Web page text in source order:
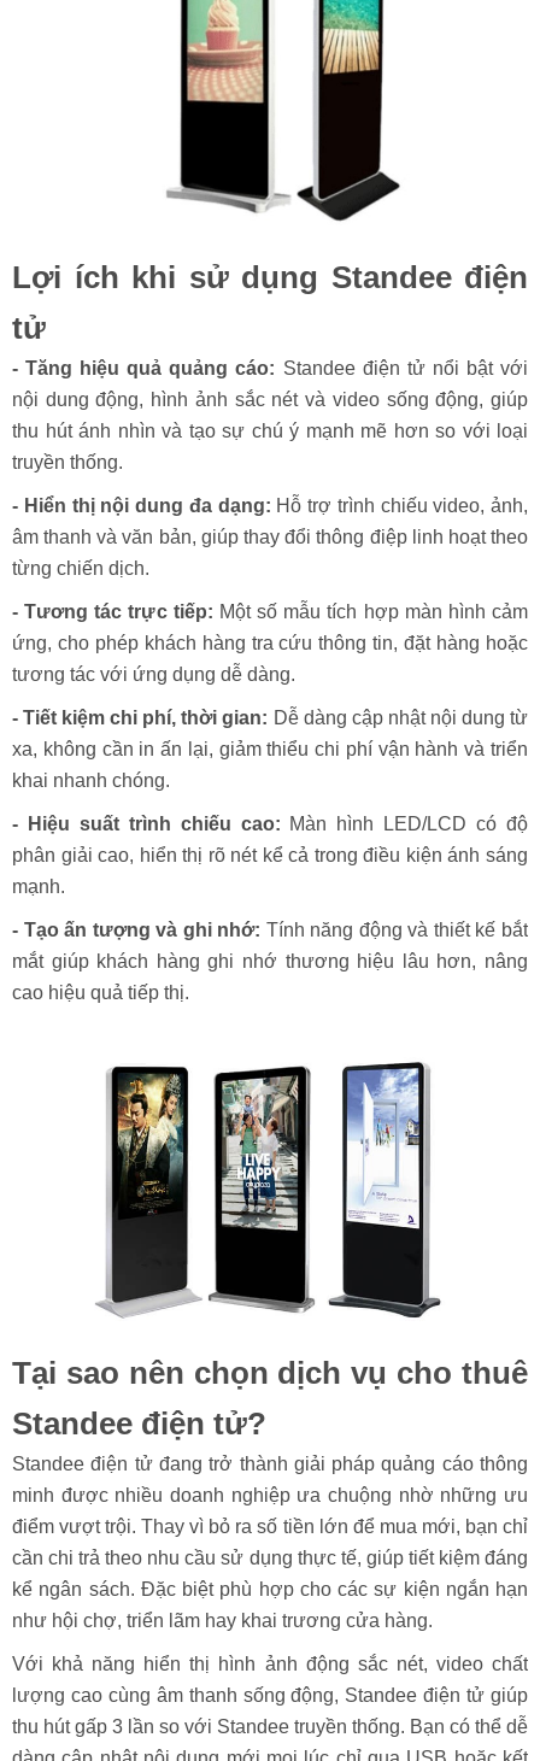
Lợi ích khi sử dụng Standee điện
tử
- Tăng hiệu quả quảng cáo: Standee điện tử nổi bật với
nội dung động, hình ảnh sắc nét và video sống động, giúp
thu hút ánh nhìn và tạo sự chú ý mạnh mẽ hơn so với loại
truyền thống.
- Hiển thị nội dung đa dạng: Hỗ trợ trình chiếu video, ảnh,
âm thanh và văn bản, giúp thay đổi thông điệp linh hoạt theo
từng chiến dịch.
- Tương tác trực tiếp: Một số mẫu tích hợp màn hình cảm
ứng, cho phép khách hàng tra cứu thông tin, đặt hàng hoặc
tương tác với ứng dụng dễ dàng.
- Tiết kiệm chi phí, thời gian: Dễ dàng cập nhật nội dung từ
xa, không cần in ấn lại, giảm thiểu chi phí vận hành và triển
khai nhanh chóng.
- Hiệu suất trình chiếu cao: Màn hình LED/LCD có độ
phân giải cao, hiển thị rõ nét kể cả trong điều kiện ánh sáng
mạnh.
- Tạo ấn tượng và ghi nhớ: Tính năng động và thiết kế bắt
mắt giúp khách hàng ghi nhớ thương hiệu lâu hơn, nâng
cao hiệu quả tiếp thị.
Tại sao nên chọn dịch vụ cho thuê
Standee điện tử?
Standee điện tử đang trở thành giải pháp quảng cáo thông
minh được nhiều doanh nghiệp ưa chuộng nhờ những ưu
điểm vượt trội. Thay vì bỏ ra số tiền lớn để mua mới, bạn chỉ
cần chi trả theo nhu cầu sử dụng thực tế, giúp tiết kiệm đáng
kể ngân sách. Đặc biệt phù hợp cho các sự kiện ngắn hạn
như hội chợ, triển lãm hay khai trương cửa hàng.
Với khả năng hiển thị hình ảnh động sắc nét, video chất
lượng cao cùng âm thanh sống động, Standee điện tử giúp
thu hút gấp 3 lần so với Standee truyền thống. Bạn có thể dễ